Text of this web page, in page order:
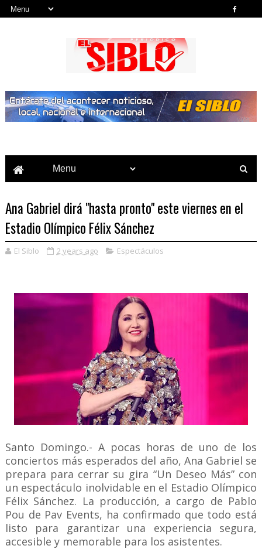
Ana Gabriel dirá "hasta pronto" este viernes en el
Estadio Olímpico Félix Sánchez
El Siblo 2 years ago Espectáculos
Santo Domingo.- A pocas horas de uno de los
conciertos más esperados del año, Ana Gabriel se
prepara para cerrar su gira “Un Deseo Más” con
un espectáculo inolvidable en el Estadio Olímpico
Félix Sánchez. La producción, a cargo de Pablo
Pou de Pav Events, ha confirmado que todo está
listo para garantizar una experiencia segura,
accesible y memorable para los asistentes.